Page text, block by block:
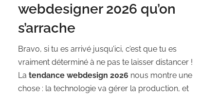
webdesigner 2026 qu’on
s’arrache
Bravo, si tu es arrivé jusqu’ici, c’est que tu es
vraiment déterminé à ne pas te laisser distancer !
Latendance webdesign 2026 nous montre une
chose : la technologie va gérer la production, et